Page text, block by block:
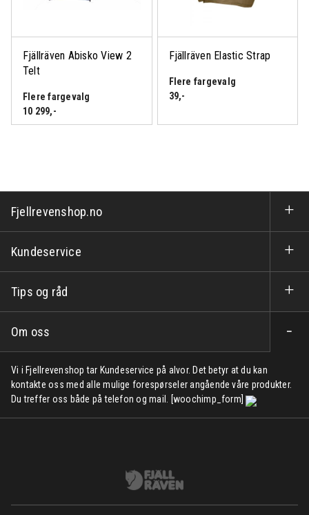
Fjällräven Abisko View 2
Telt
Flere fargevalg
10 299,-
Fjällräven Elastic Strap
Flere fargevalg
39,-
Fjellrevenshop.no
Kundeservice
Tips og råd
Om oss
Vi i Fjellrevenshop tar Kundeservice på alvor. Det betyr at du kan
kontakte oss med alle mulige forespørseler angående våre produkter.
Du treffer oss både på telefon og mail. [woochimp_form]